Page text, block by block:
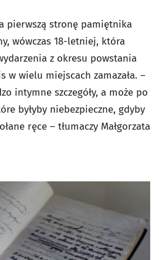
pierwszą stronę pamiętnika
wówczas 18-letniej, która
z okresu powstania
w wielu miejscach zamazała. –
intymne szczegóły, a może po
byłyby niebezpieczne, gdyby
ręce – tłumaczy Małgorzata